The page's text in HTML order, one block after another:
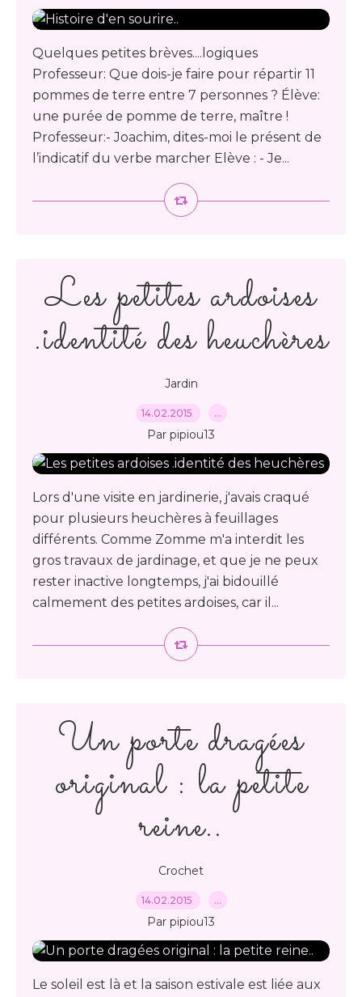
Quelques petites brèves....logiques
Professeur: Que dois-je faire pour répartir 11
pommes de terre entre 7 personnes ? Élève:
une purée de pomme de terre, maître !
Professeur:- Joachim, dites-moi le présent de
l’indicatif du verbe marcher Elève : - Je...
Les petites ardoises
.identité des heuchères
Jardin
14.02.2015 …
Par pipiou13
Lors d'une visite en jardinerie, j'avais craqué
pour plusieurs heuchères à feuillages
différents. Comme Zomme m'a interdit les
gros travaux de jardinage, et que je ne peux
rester inactive longtemps, j'ai bidouillé
calmement des petites ardoises, car il...
Un porte dragées
original : la petite
reine..
Crochet
14.02.2015 …
Par pipiou13
Le soleil est là et la saison estivale est liée aux